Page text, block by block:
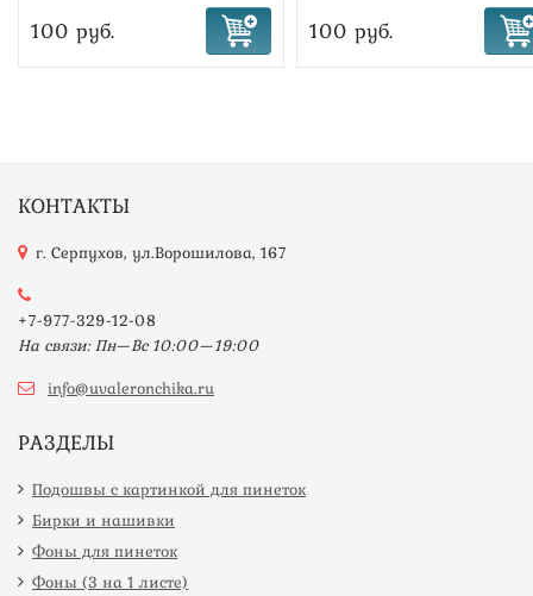
100 руб. 100 руб.
КОНТАКТЫ
г. Серпухов, ул.Ворошилова, 167
+7-977-329-12-08
На связи: Пн—Вс 10:00—19:00
info@uvaleronchika.ru
РАЗДЕЛЫ
Подошвы с картинкой для пинеток
Бирки и нашивки
Фоны для пинеток
Фоны (3 на 1 листе)